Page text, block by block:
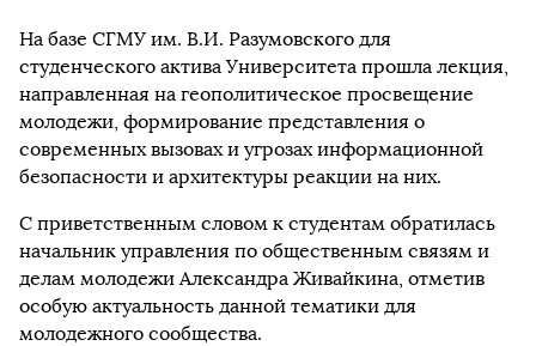
На базе СГМУ им. В.И. Разумовского для
студенческого актива Университета прошла лекция,
направленная на геополитическое просвещение
молодежи, формирование представления о
современных вызовах и угрозах информационной
безопасности и архитектуры реакции на них.
С приветственным словом к студентам обратилась
начальник управления по общественным связям и
делам молодежи Александра Живайкина, отметив
особую актуальность данной тематики для
молодежного сообщества.